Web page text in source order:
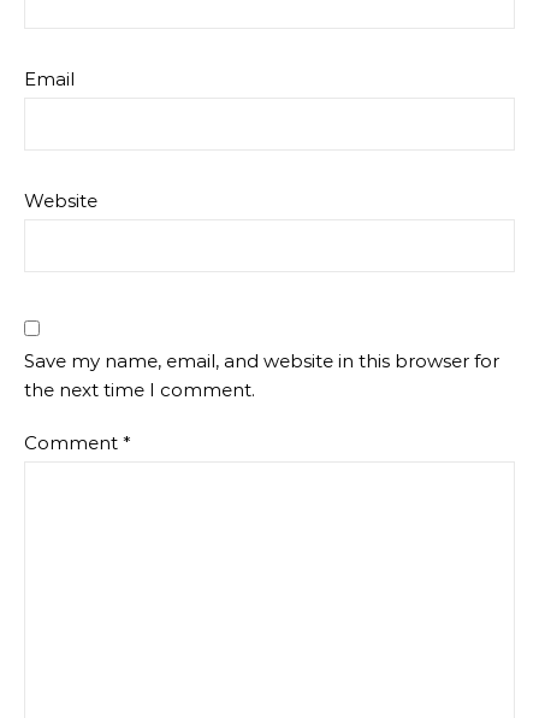
Email
Website
Save my name, email, and website in this browser for
the next time I comment.
Comment *